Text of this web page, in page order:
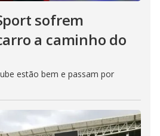
sofrem
a caminho do
estão bem e passam por